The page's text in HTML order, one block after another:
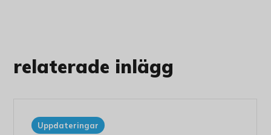
relaterade inlägg
Uppdateringar